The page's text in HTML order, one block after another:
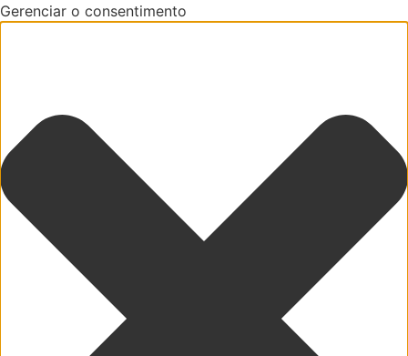
Gerenciar o consentimento